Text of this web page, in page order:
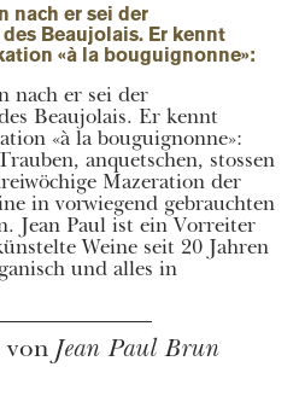
nach er sei der
Beaujolais. Er kennt
«à la bouguignonne»:
nach er sei der
Beaujolais. Er kennt
«à la bouguignonne»:
anquetschen, stossen
Mazeration der
in vorwiegend gebrauchten
Jean Paul ist ein Vorreiter
Weine seit 20 Jahren
und alles in
von Jean Paul Brun